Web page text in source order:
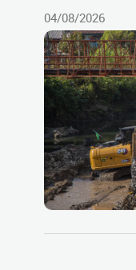
04/08/2026